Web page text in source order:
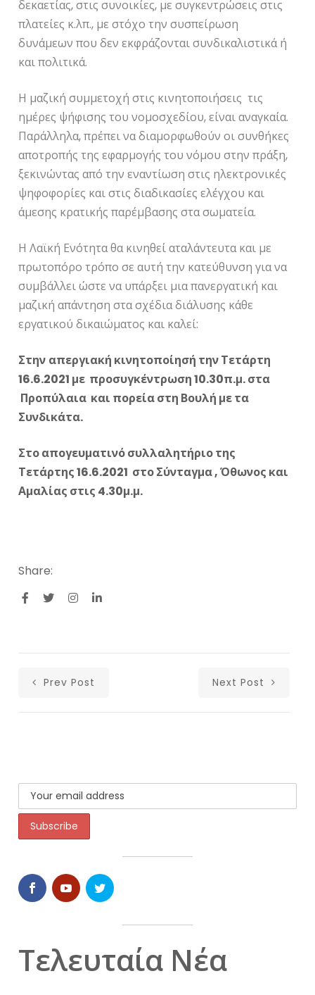
δεκαετίας, στις συνοικίες, με συγκεντρώσεις στις
πλατείες κ.λπ., με στόχο την συσπείρωση
δυνάμεων που δεν εκφράζονται συνδικαλιστικά ή
και πολιτικά.
Η μαζική συμμετοχή στις κινητοποιήσεις τις
ημέρες ψήφισης του νομοσχεδίου, είναι αναγκαία.
Παράλληλα, πρέπει να διαμορφωθούν οι συνθήκες
αποτροπής της εφαρμογής του νόμου στην πράξη,
ξεκινώντας από την εναντίωση στις ηλεκτρονικές
ψηφοφορίες και στις διαδικασίες ελέγχου και
άμεσης κρατικής παρέμβασης στα σωματεία.
Η Λαϊκή Ενότητα θα κινηθεί αταλάντευτα και με
πρωτοπόρο τρόπο σε αυτή την κατεύθυνση για να
συμβάλλει ώστε να υπάρξει μια πανεργατική και
μαζική απάντηση στα σχέδια διάλυσης κάθε
εργατικού δικαιώματος και καλεί:
Στην απεργιακή κινητοποίησή την Τετάρτη
16.6.2021 με προσυγκέντρωση 10.30π.μ. στα
Προπύλαια και πορεία στη Βουλή με τα
Συνδικάτα.
Στο απογευματινό συλλαλητήριο της
Τετάρτης 16.6.2021 στο Σύνταγμα , Όθωνος και
Αμαλίας στις 4.30μ.μ.
Share:
Prev Post Next Post
Τελευταία Νέα